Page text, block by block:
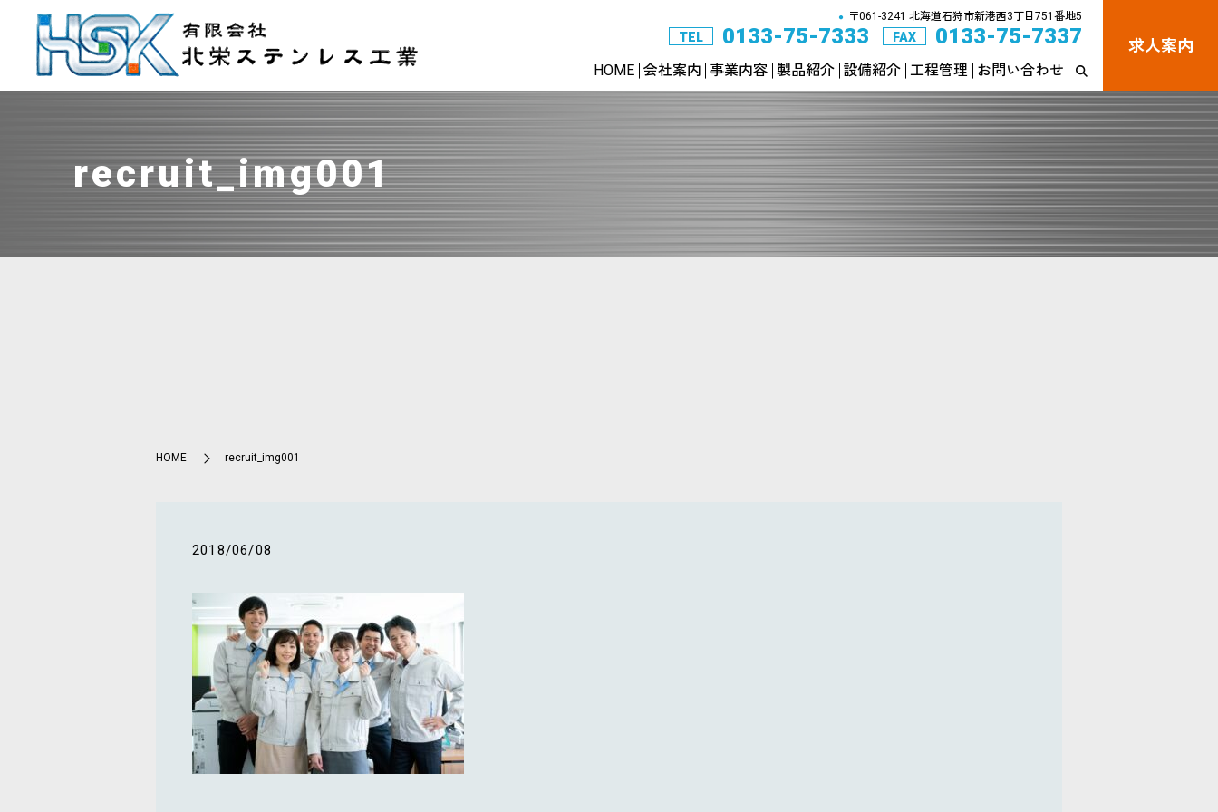
HOME 会社案内 事業内容 製品紹介 設備紹介 工程管理 お問い合わせ
● 〒061-3241 北海道石狩市新港西3丁目751番地5
TEL 0133-75-7333 FAX 0133-75-7337 求人案内
recruit_img001
HOME recruit_img001
2018/06/08